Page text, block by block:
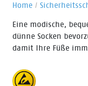
Home /
Eine modische,
dünne Socken
damit Ihre Füße